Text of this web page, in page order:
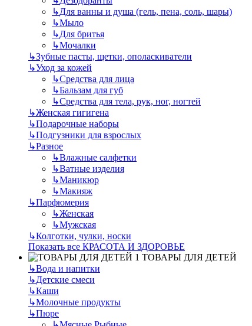
↳Для ванны и душа (гель, пена, соль, шары)
↳Мыло
↳Для бритья
↳Мочалки
↳Зубные пасты, щетки, ополаскиватели
↳Уход за кожей
↳Средства для лица
↳Бальзам для губ
↳Средства для тела, рук, ног, ногтей
↳Женская гигигена
↳Подарочные наборы
↳Подгузники для взрослых
↳Разное
↳Влажные салфетки
↳Ватные изделия
↳Маникюр
↳Макияж
↳Парфюмерия
↳Женская
↳Мужская
↳Колготки, чулки, носки
Показать все КРАСОТА И ЗДОРОВЬЕ
ТОВАРЫ ДЛЯ ДЕТЕЙ
↳Вода и напитки
↳Детские смеси
↳Каши
↳Молочные продукты
↳Пюре